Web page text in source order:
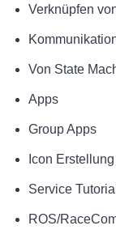
Verknüpfen
Von State
Apps
Group Apps
Icon Erstellung
Service Tutorial
ROS/